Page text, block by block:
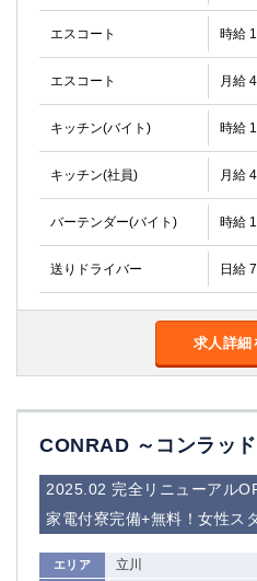
エスコート 時給
エスコート 月給
キッチン(バイト) 時給
キッチン(社員) 月給
バーテンダー(バイト) 時給
送りドライバー 日給
求人詳細
CONRAD ～コンラッ
2025.02 完全リニューアル
家電付寮完備+無料！女性ス
エリア 立川
該当求人 0件 選